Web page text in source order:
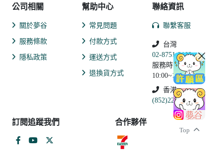
Top
公司相關
關於夢谷
服務條款
隱私政策
幫助中心
常見問題
付款方式
運送方式
退換貨方式
聯絡資訊
聯繫客服
台灣
02-8751-2102
服務時間:
10:00~19:00
香港
(852)2250-9311
訂閱追蹤我們 合作夥伴